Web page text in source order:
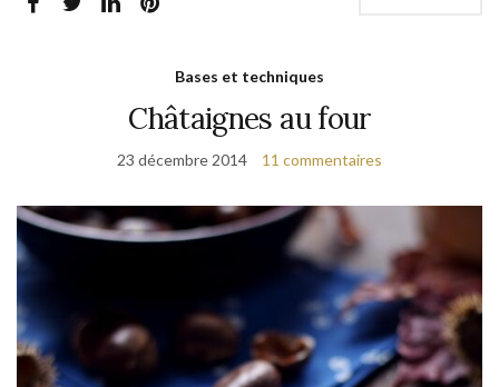
Bases et techniques
Châtaignes au four
23 décembre 2014 11 commentaires